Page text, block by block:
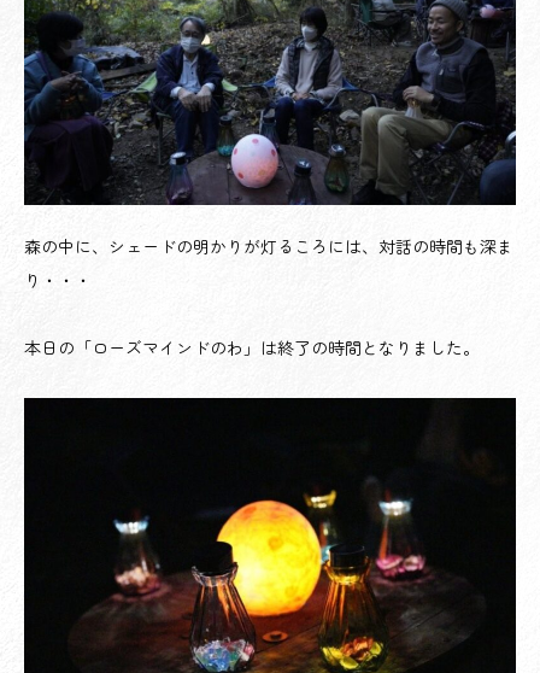
森の中に、シェードの明かりが灯るころには、対話の時間も深ま
り・・・
本日の「ローズマインドのわ」は終了の時間となりました。